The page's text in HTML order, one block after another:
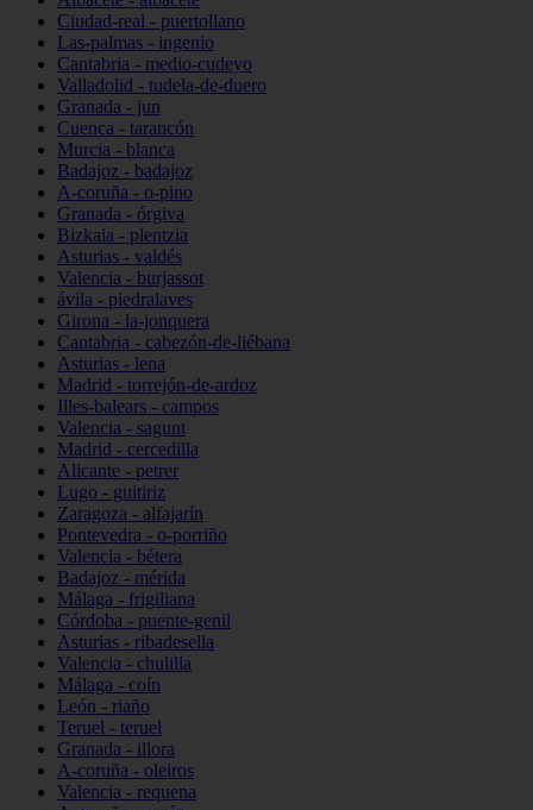
Ciudad-real - puertollano
Las-palmas - ingenio
Cantabria - medio-cudeyo
Valladolid - tudela-de-duero
Granada - jun
Cuenca - tarancón
Murcia - blanca
Badajoz - badajoz
A-coruña - o-pino
Granada - órgiva
Bizkaia - plentzia
Asturias - valdés
Valencia - burjassot
ávila - piedralaves
Girona - la-jonquera
Cantabria - cabezón-de-liébana
Asturias - lena
Madrid - torrejón-de-ardoz
Illes-balears - campos
Valencia - sagunt
Madrid - cercedilla
Alicante - petrer
Lugo - guitiriz
Zaragoza - alfajarín
Pontevedra - o-porriño
Valencia - bétera
Badajoz - mérida
Málaga - frigiliana
Córdoba - puente-genil
Asturias - ribadesella
Valencia - chulilla
Málaga - coín
León - riaño
Teruel - teruel
Granada - illora
A-coruña - oleiros
Valencia - requena